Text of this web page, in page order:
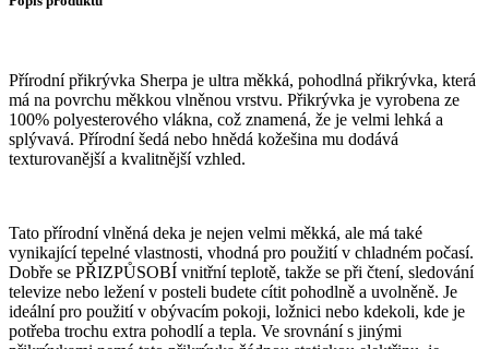
Přírodní přikrývka Sherpa je ultra měkká, pohodlná přikrývka, která
má na povrchu měkkou vlněnou vrstvu. Přikrývka je vyrobena ze
100% polyesterového vlákna, což znamená, že je velmi lehká a
splývavá. Přírodní šedá nebo hnědá kožešina mu dodává
texturovanější a kvalitnější vzhled.
Tato přírodní vlněná deka je nejen velmi měkká, ale má také
vynikající tepelné vlastnosti, vhodná pro použití v chladném počasí.
Dobře se PŘIZPŮSOBÍ vnitřní teplotě, takže se při čtení, sledování
televize nebo ležení v posteli budete cítit pohodlně a uvolněně. Je
ideální pro použití v obývacím pokoji, ložnici nebo kdekoli, kde je
potřeba trochu extra pohodlí a tepla. Ve srovnání s jinými